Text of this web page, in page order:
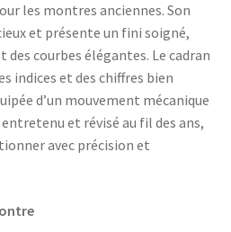
les montres anciennes. Son
et présente un fini soigné,
des courbes élégantes. Le cadran
indices et des chiffres bien
d’un mouvement mécanique
et révisé au fil des ans,
avec précision et